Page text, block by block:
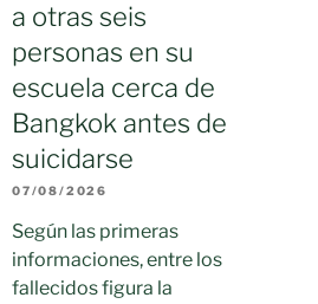
a otras seis
personas en su
escuela cerca de
Bangkok antes de
suicidarse
07/08/2026
Según las primeras
informaciones, entre los
fallecidos figura la